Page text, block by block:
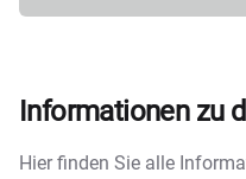
Informationen zu
Hier finden Sie alle